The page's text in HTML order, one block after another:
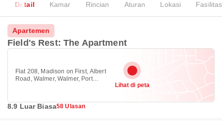
Detail Kamar Rincian Aturan Lokasi Fasilitas
Apartemen
Field's Rest: The Apartment
Flat 208, Madison on First, Albert
Road, Walmer, Walmer, Port
Lihat di peta
8.9 Luar Biasa58 Ulasan